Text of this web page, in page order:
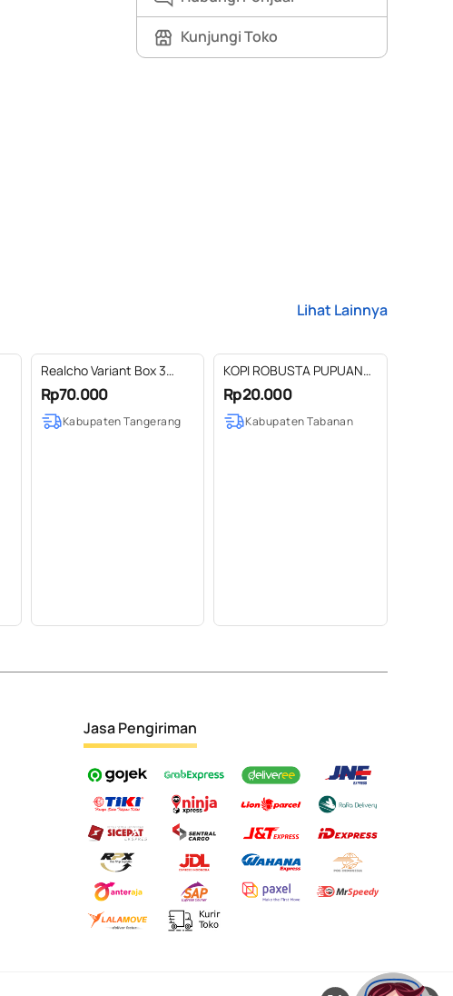
Kunjungi Toko
Lihat Lainnya
Realcho Variant Box 3
Variant
Rp70.000
Kabupaten Tangerang
KOPI ROBUSTA PUPUAN
BALI | 100% ROBUSTA
BALI | MHY GIFT COFFEE
80 GRAM
Rp20.000
Kabupaten Tabanan
Jasa Pengiriman